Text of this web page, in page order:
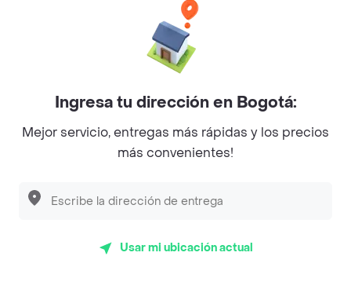
Sobre Rappi
Facebook
Twitter
Instagram
©2026Rappi Inc. All rights reserved.
Ingresa tu dirección en Bogotá:
Mejor servicio, entregas más rápidas y los precios
más convenientes!
Usar mi ubicación actual